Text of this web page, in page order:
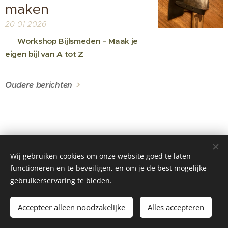
maken
20-01-2026
🔥Workshop Bijlsmeden – Maak je
eigen bijl van A tot Z
Oudere berichten
©2025 Bear Creations / Er werden geen bomen gekapt voor het
maken van deze website .
https://www.instagram.com/bearcreations.be Cookies
Wij gebruiken cookies om onze website goed te laten
functioneren en te beveiligen, en om je de best mogelijke
gebruikerservaring te bieden.
Accepteer alleen noodzakelijke Alles accepteren